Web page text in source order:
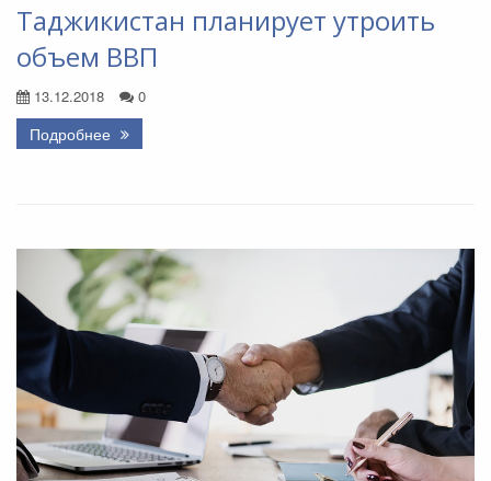
Таджикистан планирует утроить
объем ВВП
13.12.2018 0
Подробнее